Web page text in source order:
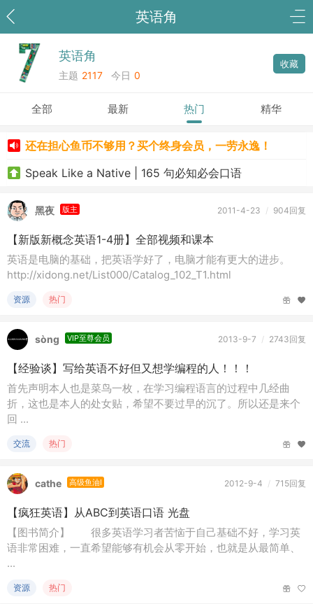
英语角
英语角
主题 2117 今日 0
收藏
全部 最新 热门 精华
还在担心鱼币不够用？买个终身会员，一劳永逸！
Speak Like a Native | 165 句必知必会口语
黑夜 版主 2011-4-23 / 904回复
【新版新概念英语1-4册】全部视频和课本
英语是电脑的基础，把英语学好了，电脑才能有更大的进步。
http://xidong.net/List000/Catalog_102_T1.html
资源 热门
sòng VIP至尊会员 2013-9-7 / 2743回复
【经验谈】写给英语不好但又想学编程的人！！！
首先声明本人也是菜鸟一枚，在学习编程语言的过程中几经曲
折，这也是本人的处女贴，希望不要过早的沉了。所以还是来个
回 ...
交流 热门
cathe 高级鱼油I 2012-9-4 / 715回复
【疯狂英语】从ABC到英语口语 光盘
【图书简介】 很多英语学习者苦恼于自己基础不好，学习英
语非常困难，一直希望能够有机会从零开始，也就是从最简单、
...
资源 热门